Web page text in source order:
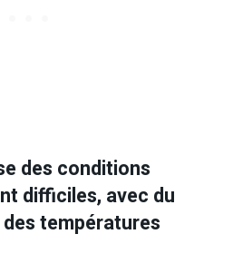
des conditions
difficiles, avec du
températures